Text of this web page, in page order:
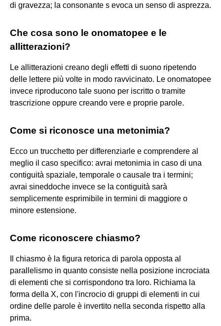
di gravezza; la consonante s evoca un senso di asprezza.
Che cosa sono le onomatopee e le
allitterazioni?
Le allitterazioni creano degli effetti di suono ripetendo
delle lettere più volte in modo ravvicinato. Le onomatopee
invece riproducono tale suono per iscritto o tramite
trascrizione oppure creando vere e proprie parole.
Come si riconosce una metonimia?
Ecco un trucchetto per differenziarle e comprendere al
meglio il caso specifico: avrai metonimia in caso di una
contiguità spaziale, temporale o causale tra i termini;
avrai sineddoche invece se la contiguità sarà
semplicemente esprimibile in termini di maggiore o
minore estensione.
Come riconoscere chiasmo?
Il chiasmo è la figura retorica di parola opposta al
parallelismo in quanto consiste nella posizione incrociata
di elementi che si corrispondono tra loro. Richiama la
forma della X, con l'incrocio di gruppi di elementi in cui
ordine delle parole è invertito nella seconda rispetto alla
prima.